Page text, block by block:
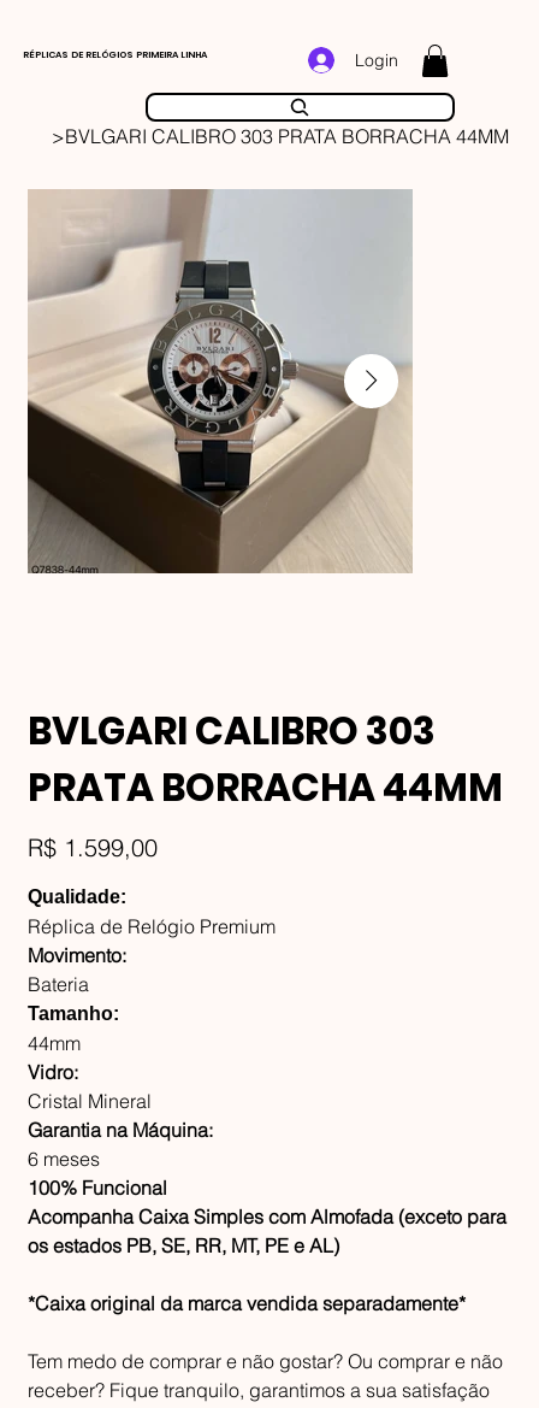
RÉPLICAS DE RELÓGIOS PRIMEIRA LINHA Login
>BVLGARI CALIBRO 303 PRATA BORRACHA 44MM
BVLGARI CALIBRO 303
PRATA BORRACHA 44MM
Preço
R$ 1.599,00
Qualidade:
Réplica de Relógio Premium
Movimento:
Bateria
Tamanho:
44mm
Vidro:
Cristal Mineral
Garantia na Máquina:
6 meses
100% Funcional
Acompanha Caixa Simples com Almofada (exceto para
os estados PB, SE, RR, MT, PE e AL)
*Caixa original da marca vendida separadamente*
Tem medo de comprar e não gostar? Ou comprar e não
receber? Fique tranquilo, garantimos a sua satisfação